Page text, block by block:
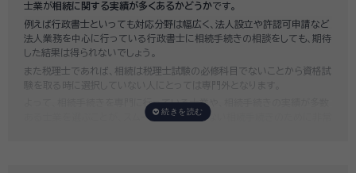
士業が相続に関する実績が多くあるかどうかです。
例えば行政書士といっても対応分野は幅広く、法人設立や許認可申請など
法人業務を中心に行っている行政書士に相続手続きの相談をしても、期待
した結果は得られないでしょう。
また税理士であれば、相続は税理士試験の必修科目でないことから資格試
験を取る時に選択していない人にとっては専門外となります。
よって、相続手続きを専門に行っている士業や、相続手続きの実績が多数
ある士業を選ぶことが、スムーズで間違いのない相続手続きのために非常